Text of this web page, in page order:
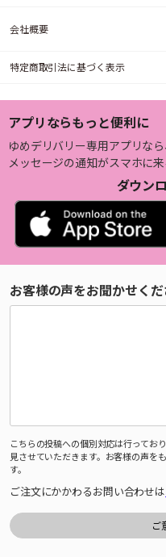
会社概要
特定商取引法に基づく表示
アプリならもっと便利に
ゆめデリバリー専用アプリなら
メッセージの通知がスマホに来
ダウン
お客様の声をお聞かせくだ
こちらの投稿への個別対応は行ってお
見させていただきます。お客様の声を
す。
ご注文にかかわるお問い合わせは